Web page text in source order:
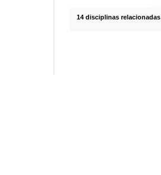
14 disciplinas